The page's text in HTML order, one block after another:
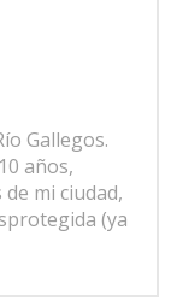
Gallegos.
años,
mi ciudad,
(ya